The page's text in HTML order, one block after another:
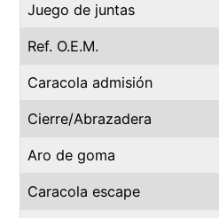
Juego de juntas
Ref. O.E.M.
Caracola admisión
Cierre/Abrazadera
Aro de goma
Caracola escape